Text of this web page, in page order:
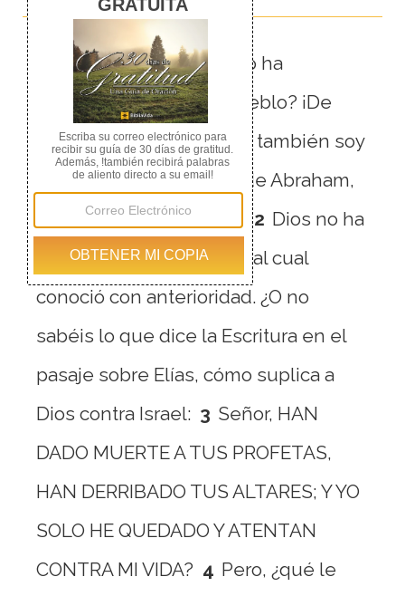
Digo entonces: ¿Acaso ha
desechado Dios a su pueblo? ¡De
ningún modo! Porque yo también soy
israelita, descendiente de Abraham,
de la tribu de Benjamín. 2 Dios no ha
desechado a su pueblo, al cual
conoció con anterioridad. ¿O no
sabéis lo que dice la Escritura en el
pasaje sobre Elías, cómo suplica a
Dios contra Israel: 3 Señor, HAN
DADO MUERTE A TUS PROFETAS,
HAN DERRIBADO TUS ALTARES; Y YO
SOLO HE QUEDADO Y ATENTAN
CONTRA MI VIDA? 4 Pero, ¿qué le